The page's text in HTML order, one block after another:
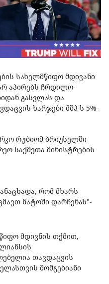
სახელმწიფო მდივანი
აპირებს ჩრდილო-
გასვლას და
ხარჯები მშპ-ს 5%-
რუბიომ ბრიუსელში
საქმეთა მინისტრების
რომ მხარს
ნატოში დარჩენას"-
მდივნის თქმით,
თავდაცვის
მომგებიანი